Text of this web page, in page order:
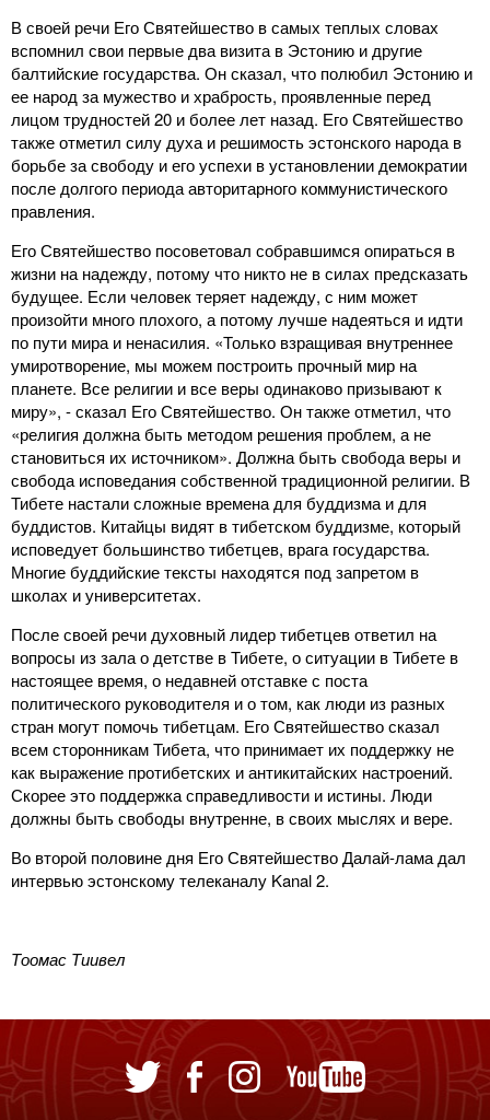
В своей речи Его Святейшество в самых теплых словах
вспомнил свои первые два визита в Эстонию и другие
балтийские государства. Он сказал, что полюбил Эстонию и
ее народ за мужество и храбрость, проявленные перед
лицом трудностей 20 и более лет назад. Его Святейшество
также отметил силу духа и решимость эстонского народа в
борьбе за свободу и его успехи в установлении демократии
после долгого периода авторитарного коммунистического
правления.
Его Святейшество посоветовал собравшимся опираться в
жизни на надежду, потому что никто не в силах предсказать
будущее. Если человек теряет надежду, с ним может
произойти много плохого, а потому лучше надеяться и идти
по пути мира и ненасилия. «Только взращивая внутреннее
умиротворение, мы можем построить прочный мир на
планете. Все религии и все веры одинаково призывают к
миру», - сказал Его Святейшество. Он также отметил, что
«религия должна быть методом решения проблем, а не
становиться их источником». Должна быть свобода веры и
свобода исповедания собственной традиционной религии. В
Тибете настали сложные времена для буддизма и для
буддистов. Китайцы видят в тибетском буддизме, который
исповедует большинство тибетцев, врага государства.
Многие буддийские тексты находятся под запретом в
школах и университетах.
После своей речи духовный лидер тибетцев ответил на
вопросы из зала о детстве в Тибете, о ситуации в Тибете в
настоящее время, о недавней отставке с поста
политического руководителя и о том, как люди из разных
стран могут помочь тибетцам. Его Святейшество сказал
всем сторонникам Тибета, что принимает их поддержку не
как выражение протибетских и антикитайских настроений.
Скорее это поддержка справедливости и истины. Люди
должны быть свободы внутренне, в своих мыслях и вере.
Во второй половине дня Его Святейшество Далай-лама дал
интервью эстонскому телеканалу Kanal 2.
Тоомас Тиивел